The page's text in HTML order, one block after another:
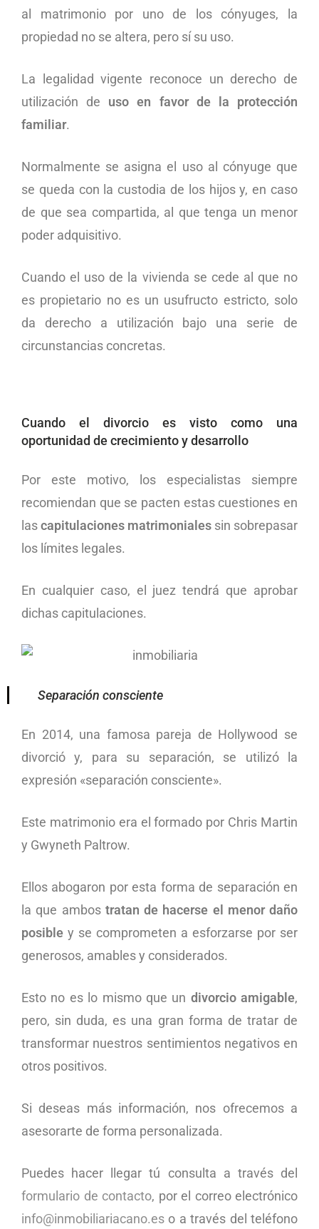
al matrimonio por uno de los cónyuges, la
propiedad no se altera, pero sí su uso.
La legalidad vigente reconoce un derecho de
utilización de uso en favor de la protección
familiar.
Normalmente se asigna el uso al cónyuge que
se queda con la custodia de los hijos y, en caso
de que sea compartida, al que tenga un menor
poder adquisitivo.
Cuando el uso de la vivienda se cede al que no
es propietario no es un usufructo estricto, solo
da derecho a utilización bajo una serie de
circunstancias concretas.
Cuando el divorcio es visto como una
oportunidad de crecimiento y desarrollo
Por este motivo, los especialistas siempre
recomiendan que se pacten estas cuestiones en
lascapitulaciones matrimoniales sin sobrepasar
los límites legales.
En cualquier caso, el juez tendrá que aprobar
dichas capitulaciones.
Separación consciente
En 2014, una famosa pareja de Hollywood se
divorció y, para su separación, se utilizó la
expresión «separación consciente».
Este matrimonio era el formado por Chris Martin
y Gwyneth Paltrow.
Ellos abogaron por esta forma de separación en
la que ambos tratan de hacerse el menor daño
posible y se comprometen a esforzarse por ser
generosos, amables y considerados.
Esto no es lo mismo que un divorcio amigable,
pero, sin duda, es una gran forma de tratar de
transformar nuestros sentimientos negativos en
otros positivos.
Si deseas más información, nos ofrecemos a
asesorarte de forma personalizada.
Puedes hacer llegar tú consulta a través del
formulario de contacto, por el correo electrónico
info@inmobiliariacano.es o a través del teléfono